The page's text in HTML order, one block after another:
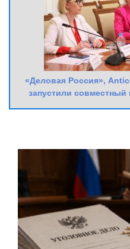
«Деловая Россия»,
запустили